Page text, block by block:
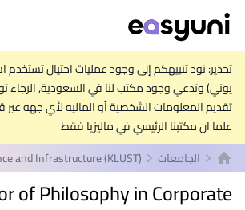
تحذير: نود تنبيهكم إلى وجود عمليات احتيال تستخدم
يوني) وتدعي وجود مكتب لنا في السعودية, الرجاء
تقديم المعلومات الشخصية أو الماليه لأي جهه غير
علما ان مكتبنا الرئيسي في ماليزيا فقط
الصفحة الرئيسية
الجامعات and Infrastructure (KLUST)
of Philosophy in Corporate